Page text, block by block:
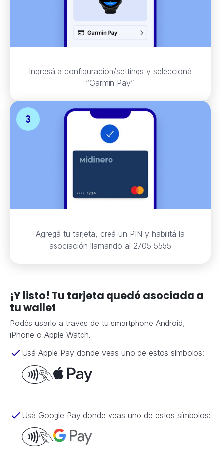
Ingresá a configuración/settings y seleccioná
“Garmin Pay”
Agregá tu tarjeta, creá un PIN y habilitá la
asociación llamando al 2705 5555
¡Y listo! Tu tarjeta quedó asociada a
tu wallet
Podés usarlo a través de tu smartphone Android,
iPhone o Apple Watch.
Usá Apple Pay donde veas uno de estos símbolos:
Usá Google Pay donde veas uno de estos símbolos: